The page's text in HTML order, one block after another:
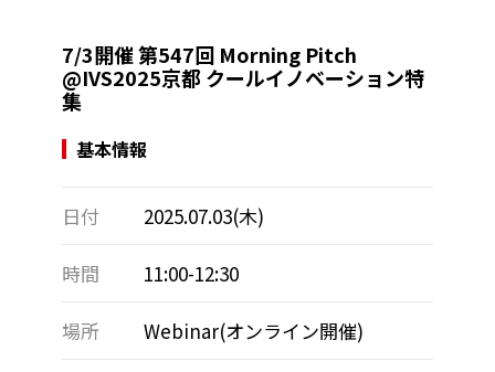
7/3開催 第547回 Morning Pitch
@IVS2025京都 クールイノベーション特
集
基本情報
日付 2025.07.03(木)
時間 11:00-12:30
場所 Webinar(オンライン開催)